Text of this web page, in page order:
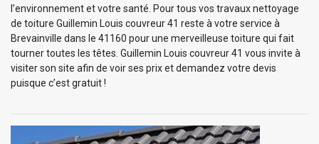
l’environnement et votre santé. Pour tous vos travaux nettoyage
de toiture Guillemin Louis couvreur 41 reste à votre service à
Brevainville dans le 41160 pour une merveilleuse toiture qui fait
tourner toutes les têtes. Guillemin Louis couvreur 41 vous invite à
visiter son site afin de voir ses prix et demandez votre devis
puisque c’est gratuit !